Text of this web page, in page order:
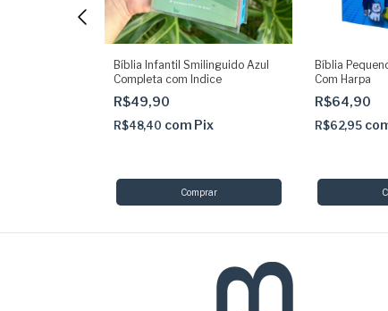
Bíblia Infantil Smilinguido Azul
Completa com Indice
R$49,90
R$48,40 com Pix
Bíblia
Com Harpa
R$64,90
R$62,95